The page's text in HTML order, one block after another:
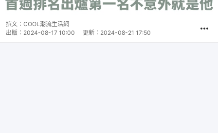
撰文： COOL潮流生活網
出版： 2024-08-17 10:00 更新： 2024-08-21 17:50